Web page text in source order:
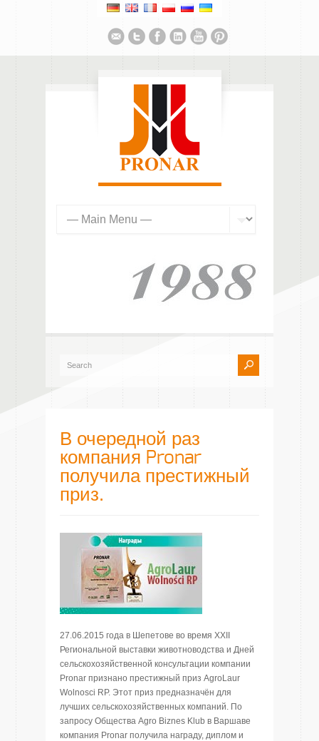
В очередной раз
компания Pronar
получила престижный
приз.
27.06.2015 года в Шепетове во время XXII
Региональной выставки животноводства и Дней
cельскохозяйственной консультации компании
Pronar признано престижный приз AgroLaur
Wolnosci RP. Этот приз предназначён для
лучших сельскохозяйственных компаний. По
запросу Общества Agro Biznes Klub в Варшаве
компания Pronar получила награду, диплом и